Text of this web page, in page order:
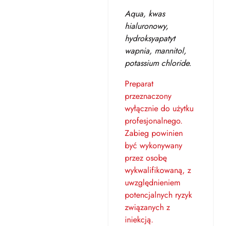
Aqua, kwas
hialuronowy,
hydroksyapatyt
wapnia, mannitol,
potassium chloride.
Preparat
przeznaczony
wyłącznie do użytku
profesjonalnego.
Zabieg powinien
być wykonywany
przez osobę
wykwalifikowaną, z
uwzględnieniem
potencjalnych ryzyk
związanych z
iniekcją.